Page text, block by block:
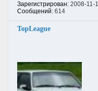
Зарегистрирован: 2008-11-
Сообщений: 614
TopLeague